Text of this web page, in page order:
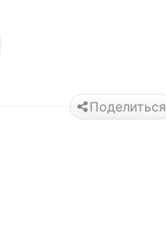
Поделиться